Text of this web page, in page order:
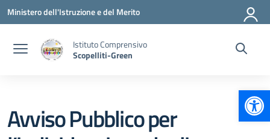
Vai ai contenuti
Vai al menu di navigazione
Vai al footer
Ministero dell'Istruzione e del Merito
Istituto Comprensivo
Scopelliti-Green
Avviso Pubblico per